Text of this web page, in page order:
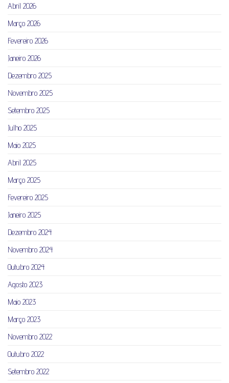
Abril 2026
Março 2026
Fevereiro 2026
Janeiro 2026
Dezembro 2025
Novembro 2025
Setembro 2025
Julho 2025
Maio 2025
Abril 2025
Março 2025
Fevereiro 2025
Janeiro 2025
Dezembro 2024
Novembro 2024
Outubro 2024
Agosto 2023
Maio 2023
Março 2023
Novembro 2022
Outubro 2022
Setembro 2022